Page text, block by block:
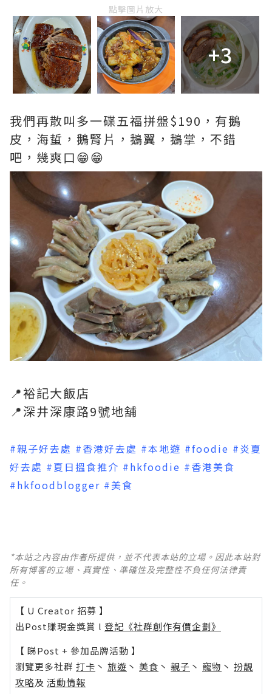
點擊圖片放大
+3
我們再散叫多一碟五福拼盤$190，有鵝
皮，海蜇，鵝腎片，鵝翼，鵝掌，不錯
吧，幾爽口😁😁
📍裕記大飯店
📍深井深康路9號地舖
#親子好去處 #香港好去處 #本地遊 #foodie #炎夏
好去處 #夏日搵食推介 #hkfoodie #香港美食
#hkfoodblogger #美食
*本站之內容由作者所提供，並不代表本站的立場。因此本站對
所有博客的立場、真實性、準確性及完整性不負任何法律責
任。
【 U Creator 招募 】
出Post賺現金獎賞 l 登記《社群創作有價企劃》
【 睇Post + 參加品牌活動 】
瀏覽更多社群 打卡 丶 旅遊 丶 美食 丶 親子 丶 寵物 丶 扮靚
攻略及 活動情報